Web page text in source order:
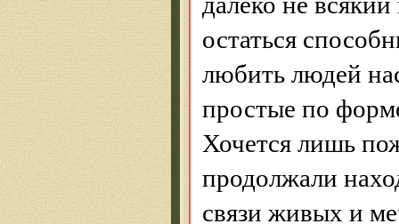
остаться
любить людей
простые по
Хочется лишь
продолжали
связи живых и